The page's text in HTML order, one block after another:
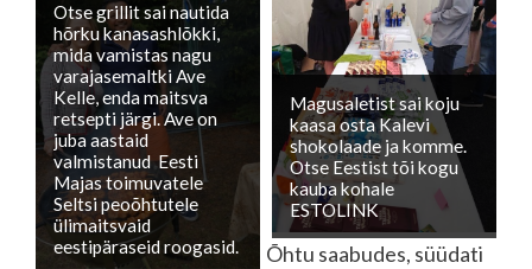
Otse grillit sai nautida
hõrku kanasashlõkki,
mida vamistas nagu
varajasemaltki Ave
Kelle, enda maitsva
retsepti järgi. Ave on
juba aastaid
valmistanud Eesti
Majas toimuvatele
Seltsi peoõhtutele
ülimaitsvaid
eestipäraseid roogasid.
Magusaletist sai koju
kaasa osta Kalevi
shokolaade ja komme.
Otse Eestist tõi kogu
kauba kohale
ESTOLINK
Õhtu saabudes, süüdati